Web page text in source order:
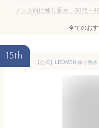
メンズ向け練り香水、30代～
全てのお
15th